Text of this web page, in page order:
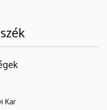
Kar